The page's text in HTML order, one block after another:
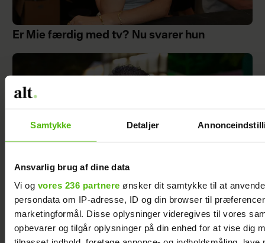
Samtykke Detaljer
Ansvarlig brug af dine data
Vi og vores 236 partnere ønsker dit samtykke til at
persondata om IP-adresse, ID og din browser til
marketingformål. Disse oplysninger videregives til vores
opbevarer og tilgår oplysninger på din enhed for at vise dig
Er Mie færdig med tv? Nu svarer hun
Jesper Buch afslører ukendt fortid: "På et
tidspunkt var der en skillevej"